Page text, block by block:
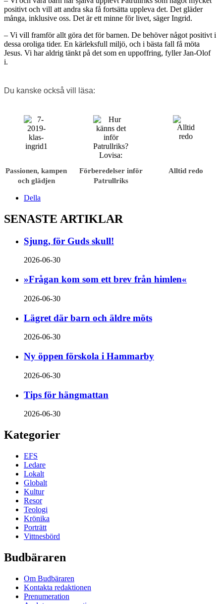
positivt och vill att andra ska få fortsätta uppleva det. Det gläder
många, inklusive oss. Det är ett minne för livet, säger Ingrid.
– Vi vill framför allt göra det för barnen. De behöver något positivt i
dessa oroliga tider. En kärleksfull miljö, och i bästa fall få möta
Jesus. Vi har aldrig tänkt på det som en uppoffring, fyller Jan-Olof
i.
Du kanske också vill läsa:
Passionen, kampen
och glädjen
Förberedelser inför
Patrullriks
Alltid redo
Della
SENASTE ARTIKLAR
Sjung, för Guds skull!
2026-06-30
»Frågan kom som ett brev från himlen«
2026-06-30
Lägret där barn och äldre möts
2026-06-30
Ny öppen förskola i Hammarby
2026-06-30
Tips för hängmattan
2026-06-30
Kategorier
EFS
Ledare
Lokalt
Globalt
Kultur
Resor
Teologi
Krönika
Porträtt
Vittnesbörd
Budbäraren
Om Budbäraren
Kontakta redaktionen
Prenumeration